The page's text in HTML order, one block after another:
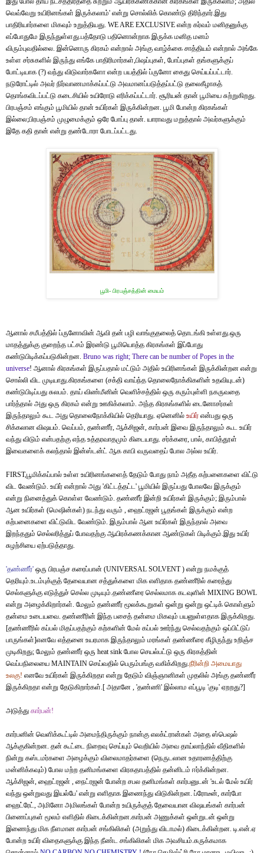
வெவ்வேறு உயிரினங்கள் இருக்கலாம்' என்று சொல்லிக் கொண்டு திரிந்தார்.இது
பாதிரியார்களை மிகவும் உறுத்தியது. WE ARE EXCLUSIVE என்ற கர்வம் மனிதனுக்கு
எப்போதுமே இருந்துள்ளது.பத்தோடு பதினொன்றாக இருக்க மனித மனம்
விரும்புவதில்லை. இன்னொரு கிரகம் என்றால் அங்கு வாழ்க்கை சாத்தியம் என்றால் அங்கே
உள்ள சர்சுகளில் இருந்து எங்கே பாதிரிமார்கள்,பிஷப்புகள், போப்புகள் தங்களுக்குப்
போட்டியாக (?) வந்து விடுவார்களோ என்ற பயத்தில் ப்ருனோ கைது செய்யப்பட்டார்.
நடுரோட்டில் அவர் நிர்வாணமாக்கப்பட்டு அவமானப்படுத்தப்பட்டு தலைகீழாகத்
தொங்கவிடப்பட்டு கடைசியில் உயிரோடு எரிக்கப்பட்டார். சூரியன் தான் பூமியை சுற்றுகிறது.
பிரபஞ்சம் எங்கும் பூமியில் தான் உயிர்கள் இருக்கின்றன. பூமி போன்ற கிரகங்கள்
இல்லை;பிரபஞ்சம் முழுமைக்கும் ஒரே போப்பு தான். யாராவது மறுத்தால் அவர்களுக்கும்
இதே கதி தான் என்று தண்டோரா போடப்பட்டது.
பூமி- பிரபஞ்சத்தின் மையம்
ஆனால் சமீபத்தில் ப்ருனோவின் ஆவி தன் பழி வாங்குதலைத் தொடங்கி உள்ளது.ஒரு
மாதத்துக்கு குறைந்த பட்சம் இரண்டு பூமியொத்த கிரகங்கள் இப்போது
கண்டுபிடிக்கப்படுகின்றன. Bruno was right; There can be number of Popes in the
universe! ஆனால் கிரகங்கள் இருப்பதால் மட்டும் அதில் உயிரினங்கள் இருக்கின்றன என்று
சொல்லி விட முடியாது.கிரகங்களை (சக்தி வாய்ந்த தொலைநோக்கிகளின் உதவியுடன்)
கண்டுபிடிப்பது சுலபம். தாய் விண்மீனின் வெளிச்சத்தில் ஒரு கரும்புள்ளி நகருவதை
பார்த்தால் அது ஒரு கிரகம் என்று ஊகிக்கலாம். அந்த கிரகங்களில் டைனோசர்கள்
இருந்தாலும் கூட அது தொலைநோக்கியில் தெரியாது. ஏனெனில் உயிர் என்பது ஒரு
சிக்கலான விஷயம். வெப்பம், தண்ணீர், ஆக்சிஜன், கார்பன் இவை இருந்தாலும் கூட உயிர்
வந்து விடும் என்பதற்கு எந்த உத்தரவாதமும் கிடையாது. சர்க்கரை, பால், காபித்தூள்
இவைகளைக் கலந்தால் இன்ஸ்டன்ட் ஆக காபி வருவதைப் போல அல்ல உயிர்.
FIRST,பூமிக்கப்பால் உள்ள உயிரினங்களைத் தேடும் போது நாம் அதீத கற்பனைகளை விட்டு
விட வேண்டும். உயிர் என்றால் அது 'கிட்டத்தட்ட' பூமியில் இருப்பது போலவே இருக்கும்
என்று நினைத்துக் கொள்ள வேண்டும். தண்ணீர் இன்றி உயிர்கள் இருக்கும்; இரும்பால்
ஆன உயிர்கள் (மெஷின்கள்) நடந்து வரும் , ஹைட்ரஜன் பூதங்கள் இருக்கும் என்ற
கற்பனைகளை விட்டுவிட வேண்டும். இரும்பால் ஆன உயிர்கள் இருந்தால் அவை
இறந்ததும் செல்லரித்துப் போவதற்கு ஆயிரக்கணக்கான ஆண்டுகள் பிடிக்கும்.இது உயிர்
சுழற்சியை ஏற்படுத்தாது.
'தண்ணீர்' ஒரு பிரபஞ்ச கரைப்பான் (UNIVERSAL SOLVENT ) என்று நமக்குத்
தெரியும்.உடம்புக்குத் தேவையான சத்துக்களை மிக எளிதாக தண்ணீரில் கரைத்து
செல்களுக்கு எடுத்துச் செல்ல முடியும்.தண்ணீரை செல்லமாக கடவுளின் MIXING BOWL
என்று அழைக்கிறார்கள். மேலும் தண்ணீர் மூலக்கூறுகள் ஒன்று ஒன்று ஒட்டிக் கொள்ளும்
தன்மை உடையவை. தண்ணீரின் இந்த பசைத் தன்மை மிகவும் பயனுள்ளதாக இருக்கிறது.
[தண்ணீரில் கப்பல் மிதப்பதற்கும் கற்களின் மேல் கப்பல் ஊர்ந்து செல்வதற்கும் ஒப்பிட்டுப்
பாருங்கள்]எனவே எத்தனை உயரமாக இருந்தாலும் மரங்கள் தண்ணீரை கீழிருந்து உறிஞ்ச
முடிகிறது; மேலும் தண்ணீர் ஒரு heat sink போல செயல்பட்டு ஒரு கிரகத்தின்
வெப்பநிலையை MAINTAIN செய்வதில் பெரும்பங்கு வகிக்கிறது.நீரின்றி அமையாது
உலகு! எனவே உயிர்கள் இருக்கிறதா என்று தேடும் விஞ்ஞானிகள் முதலில் அங்கு தண்ணீர்
இருக்கிறதா என்று தேடுகிறார்கள்.[ அதானே , 'தண்ணி' இல்லாம எப்பூடி 'குடி' ஏறறது?]
அடுத்து கார்பன்!
கார்பனின் வெளிக்கூட்டில் அமைந்திருக்கும் நான்கு எலக்ட்ரான்கள் அதை ஸ்பெஷல்
ஆக்குகின்றன. தன் கூட்டை நிறைவு செய்யும் வெறியில் அவை தாய்லாந்தில் வீதிகளில்
நின்று கஸ்டமர்களை அழைக்கும் விலைமாதர்களை (நெருடலான உதாரணத்திற்கு
மன்னிக்கவும்) போல மற்ற தனிமங்களை விரகதாபத்தில் தன்னிடம் ஈர்க்கின்றன.
ஆக்சிஜன், ஹைட்ரஜன் , நைட்ரஜன் போன்ற சபல தனிமங்கள் கார்பனுடன் 'உடல் மேல் உயிர்
வந்து ஒன்றுவது இயல்பே' என்று எளிதாக இணைந்து விடுகின்றன. ப்ரோடீன், கார்போ
ஹைட்ரேட், அமினோ அமிலங்கள் போன்ற உயிருக்குத் தேவையான விஷயங்கள் கார்பன்
பிணைப்புகள் மூலம் எளிதில் கிடைக்கின்றன.கார்பன் அணுக்கள் ஒன்றுடன் ஒன்று
இணைந்து மிக நீளமான கார்பன் சங்கிலிகள் (அறுந்து விடாமல்) கிடைக்கின்றன. டி.என்.ஏ
போன்ற உயிர் விதைகளுக்கு இந்த நீண்ட சங்கிலிகள் மிக அவசியம்.சுருக்கமாக